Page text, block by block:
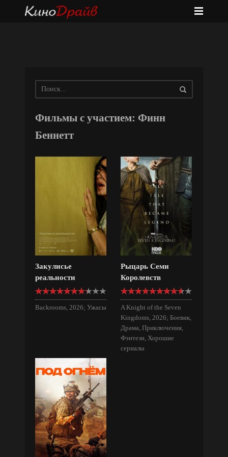
Фильмы с участием: Финн
Беннетт
Закулисье
реальности
Backrooms, 2026; Ужасы
Рыцарь Семи
Королевств
A Knight of the Seven
Kingdoms, 2026; Боевик,
Драма, Приключения,
Фэнтези, Хорошие
сериалы